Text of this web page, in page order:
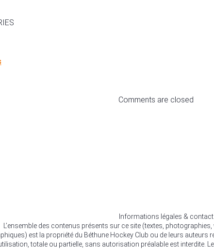
Comments are closed
Informations légales & contact
L’ensemble des contenus présents sur ce site (textes,
est la propriété du Béthune Hockey Club ou de leurs
totale ou partielle, sans autorisation préalable est interdite.